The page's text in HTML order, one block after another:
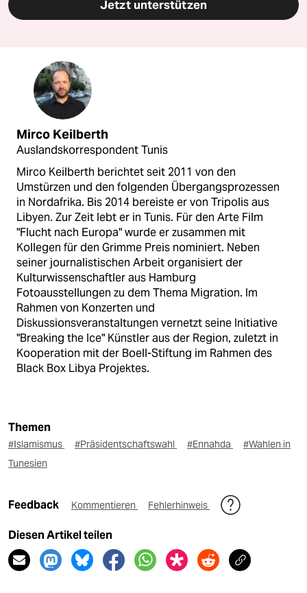
Jetzt unterstützen
Mirco Keilberth
Auslandskorrespondent Tunis
Mirco Keilberth berichtet seit 2011 von den
Umstürzen und den folgenden Übergangsprozessen
in Nordafrika. Bis 2014 bereiste er von Tripolis aus
Libyen. Zur Zeit lebt er in Tunis. Für den Arte Film
"Flucht nach Europa" wurde er zusammen mit
Kollegen für den Grimme Preis nominiert. Neben
seiner journalistischen Arbeit organisiert der
Kulturwissenschaftler aus Hamburg
Fotoausstellungen zu dem Thema Migration. Im
Rahmen von Konzerten und
Diskussionsveranstaltungen vernetzt seine Initiative
"Breaking the Ice" Künstler aus der Region, zuletzt in
Kooperation mit der Boell-Stiftung im Rahmen des
Black Box Libya Projektes.
Themen
#Islamismus #Präsidentschaftswahl #Ennahda
#Wahlen in
Tunesien
Feedback Kommentieren Fehlerhinweis
Diesen Artikel teilen